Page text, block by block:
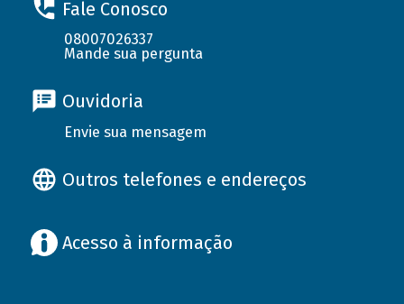
Fale Conosco
08007026337
Mande sua pergunta
Ouvidoria
Envie sua mensagem
Outros telefones e endereços
Acesso à informação